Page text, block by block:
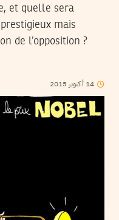
et quelle sera
mais
de l’opposition ?
14 أكتوبر 2015